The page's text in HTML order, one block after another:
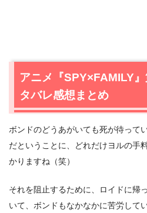
アニメ『SPY×FAMILY
タバレ感想まとめ
ボンドのどうあがいても死が待って
だということに、どれだけヨルの手
かりますね（笑）
それを阻止するために、ロイドに帰
いて、ボンドもなかなかに苦労して